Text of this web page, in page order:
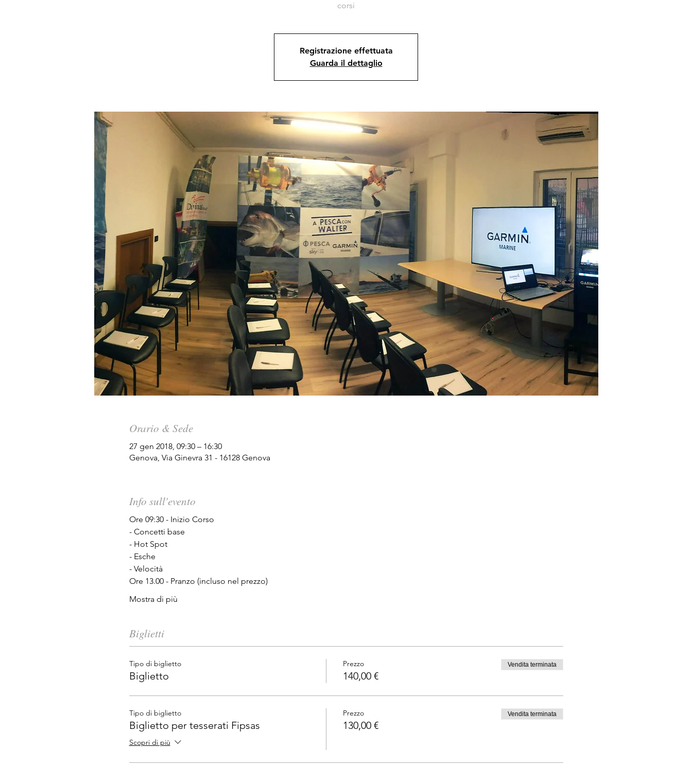
corsi
Registrazione effettuata
Guarda il dettaglio
Orario & Sede
27 gen 2018, 09:30 – 16:30
Genova, Via Ginevra 31 - 16128 Genova
Info sull'evento
Ore 09:30 - Inizio Corso
- Concetti base
- Hot Spot
- Esche
- Velocità
Ore 13.00 - Pranzo (incluso nel prezzo)
Mostra di più
Biglietti
Tipo di biglietto
Biglietto
Prezzo
140,00 €
Vendita terminata
Tipo di biglietto
Biglietto per tesserati Fipsas
Scopri di più
Prezzo
130,00 €
Vendita terminata